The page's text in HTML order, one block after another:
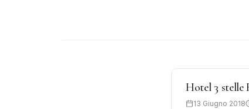
Hotel 3 stelle
13 Giugno 2018